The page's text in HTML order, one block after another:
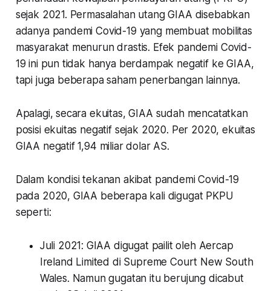
sejak 2021. Permasalahan utang GIAA disebabkan
adanya pandemi Covid-19 yang membuat mobilitas
masyarakat menurun drastis. Efek pandemi Covid-
19 ini pun tidak hanya berdampak negatif ke GIAA,
tapi juga beberapa saham penerbangan lainnya.
Apalagi, secara ekuitas, GIAA sudah mencatatkan
posisi ekuitas negatif sejak 2020. Per 2020, ekuitas
GIAA negatif 1,94 miliar dolar AS.
Dalam kondisi tekanan akibat pandemi Covid-19
pada 2020, GIAA beberapa kali digugat PKPU
seperti:
Juli 2021: GIAA digugat pailit oleh Aercap
Ireland Limited di Supreme Court New South
Wales. Namun gugatan itu berujung dicabut